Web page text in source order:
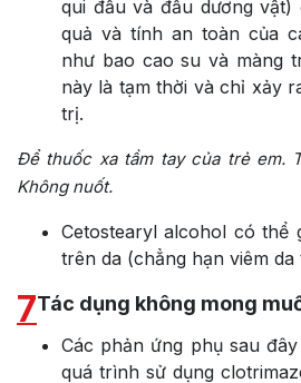
qui đầu và đầu dương vật)
quả và tính an toàn của
như bao cao su và màng
này là tạm thời và chỉ xảy
trị.
Để thuốc xa tầm tay của trẻ em.
Không nuốt.
Cetostearyl alcohol có thể
trên da (chẳng hạn viêm da
7Tác dụng không mong
Các phản ứng phụ sau
quá trình sử dụng